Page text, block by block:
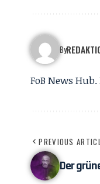
By
FoB News
PREVIOUS
Der